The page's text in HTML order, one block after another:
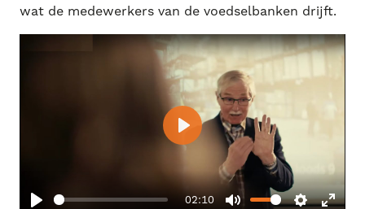
wat de medewerkers van de voedselbanken drijft.
02:10
P
a